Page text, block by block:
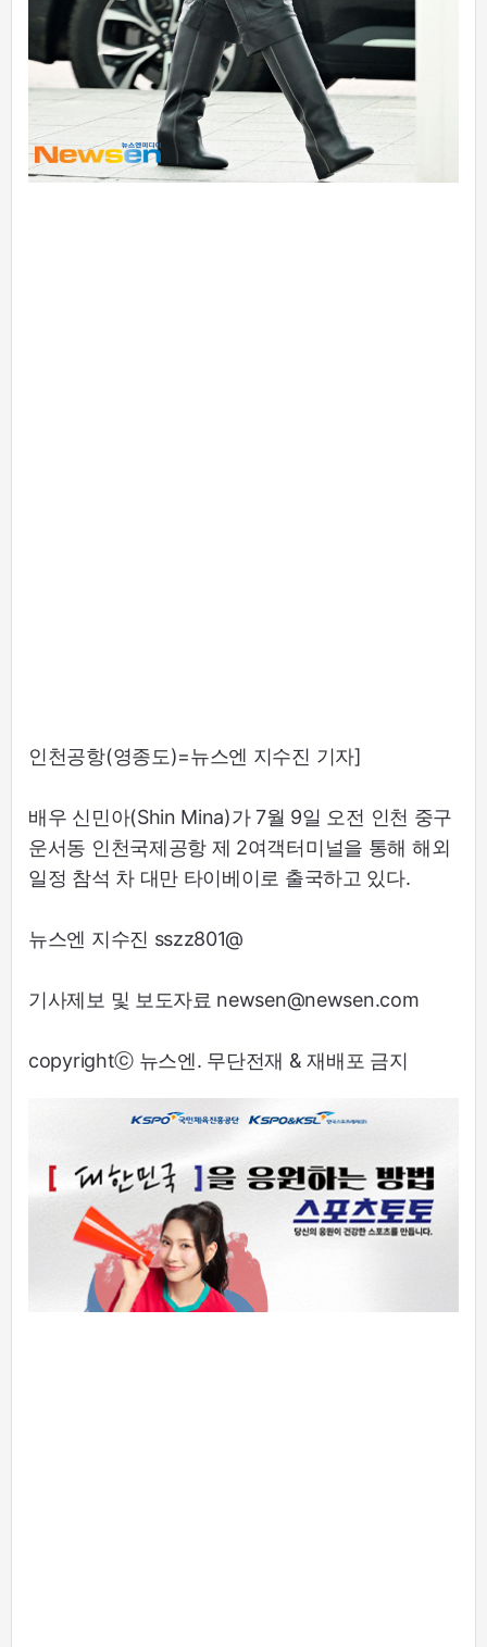
인천공항(영종도)=뉴스엔 지수진 기자]
배우 신민아(Shin Mina)가 7월 9일 오전 인천 중구
운서동 인천국제공항 제 2여객터미널을 통해 해외
일정 참석 차 대만 타이베이로 출국하고 있다.
뉴스엔 지수진 sszz801@
기사제보 및 보도자료 newsen@newsen.com
copyrightⓒ 뉴스엔. 무단전재 & 재배포 금지